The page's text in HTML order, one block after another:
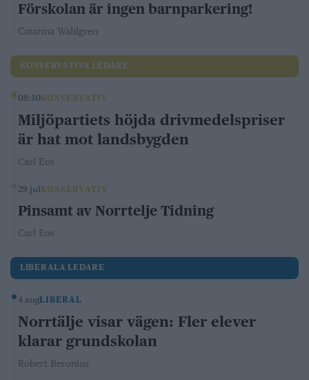
Förskolan är ingen barnparkering!
Catarina Wahlgren
KONSERVATIVA LEDARE
08:10 KONSERVATIV
Miljöpartiets höjda drivmedelspriser
är hat mot landsbygden
Carl Eos
29 jul KONSERVATIV
Pinsamt av Norrtelje Tidning
Carl Eos
LIBERALA LEDARE
4 augLIBERAL
Norrtälje visar vägen: Fler elever
klarar grundskolan
Robert Beronius